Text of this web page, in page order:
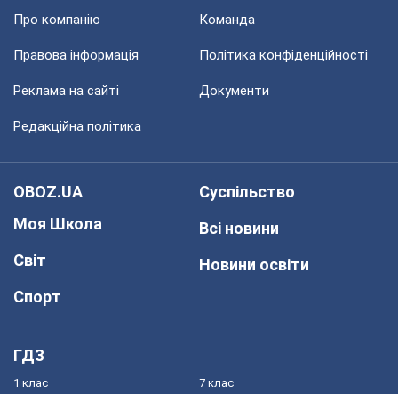
Про компанію Команда
Правова інформація Політика конфіденційності
Реклама на сайті Документи
Редакційна політика
OBOZ.UA
Моя Школа
Світ
Спорт
Суспільство
Всі новини
Новини освіти
ГДЗ
1 клас 7 клас